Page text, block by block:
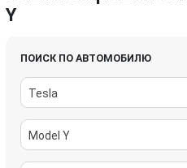
Y
ПОИСК ПО АВТОМОБИЛЮ
Tesla
Model Y